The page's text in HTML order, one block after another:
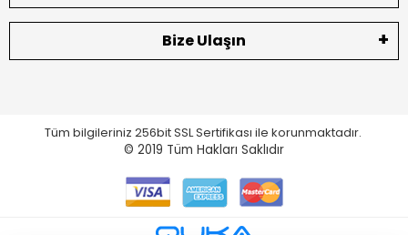
Bize Ulaşın
Tüm bilgileriniz 256bit SSL Sertifikası ile korunmaktadır.
© 2019 Tüm Hakları Saklıdır